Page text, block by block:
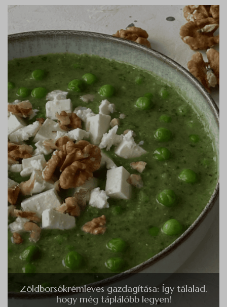
Zöldborsókrémleves gazdagítása: Így tálalad,
hogy még táplálóbb legyen!